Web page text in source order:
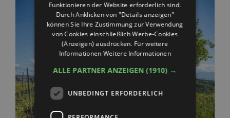
Funktionieren der Website erforderlich sind.
Durch Anklicken von "Details anzeigen"
können Sie Ihre Zustimmung zur Verwendung
von Cookies einschließlich Werbe-Cookies
(Anzeigen) ausdrücken. Für weitere
Informationen Weitere Informationen
ALLE PARTNER ANZEIGEN (1910) →
UNBEDINGT ERFORDERLICH